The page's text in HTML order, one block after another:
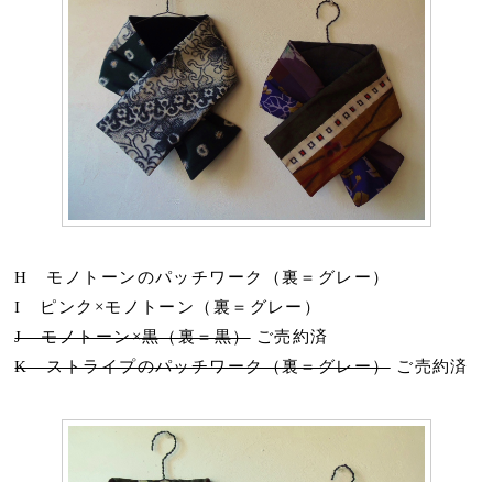
H モノトーンのパッチワーク（裏＝グレー）
I ピンク×モノトーン（裏＝グレー）
J モノトーン×黒（裏＝黒）ご売約済
K ストライプのパッチワーク（裏＝グレー）ご売約済